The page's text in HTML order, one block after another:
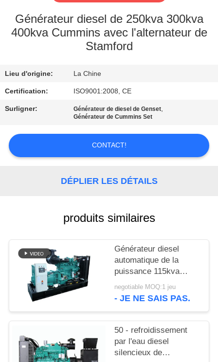
VISITE
D'USINE
DE
QUALITÉ
NOUS
DU
PRIVACY
POLICY
Générateur diesel de 250kva 300kva
400kva Cummins avec l'alternateur de
Stamford
Lieu d'origine: La Chine
Certification: ISO9001:2008, CE
Surligner: Générateur de diesel de Genset,
Générateur de Cummins Set
CONTACT!
DÉPLIER LES DÉTAILS
produits similaires
Générateur diesel
automatique de la
puissance 115kva
135kva Cummins avec
12 heures de réservoir
negotiable MOQ:1 jeu
- JE NE SAIS PAS.
50 - refroidissement
par l'eau diesel
silencieux de